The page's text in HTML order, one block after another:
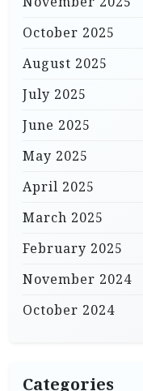
October 2025
August 2025
July 2025
June 2025
May 2025
April 2025
March 2025
February 2025
November 2024
October 2024
Categories